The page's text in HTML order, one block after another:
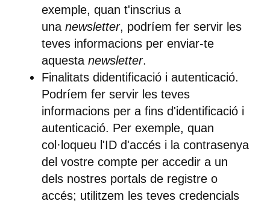
exemple, quan t'inscrius a
una newsletter, podríem fer servir les
teves informacions per enviar-te
aquesta newsletter.
Finalitats didentificació i autenticació.
Podríem fer servir les teves
informacions per a fins d'identificació i
autenticació. Per exemple, quan
col·loqueu l'ID d'accés i la contrasenya
del vostre compte per accedir a un
dels nostres portals de registre o
accés; utilitzem les teves credencials